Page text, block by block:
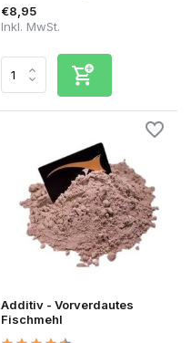
€8,95
Inkl. MwSt.
Additiv - Vorverdautes
Fischmehl